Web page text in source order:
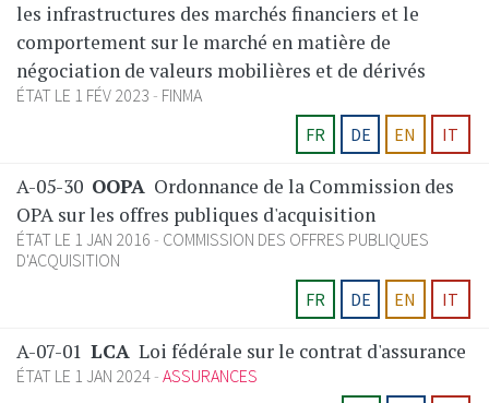
les infrastructures des marchés financiers et le
comportement sur le marché en matière de
négociation de valeurs mobilières et de dérivés
ÉTAT LE 1 FÉV 2023
FINMA
FR
DE EN IT
A-05-30 OOPA Ordonnance de la Commission des
OPA sur les offres publiques d'acquisition
ÉTAT LE 1 JAN 2016
COMMISSION DES OFFRES PUBLIQUES
D'ACQUISITION
FR
DE EN IT
A-07-01 LCA Loi fédérale sur le contrat d'assurance
ÉTAT LE 1 JAN 2024 ASSURANCES